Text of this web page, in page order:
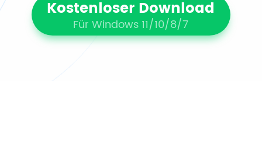
Kostenloser Download
Für Windows 11/10/8/7